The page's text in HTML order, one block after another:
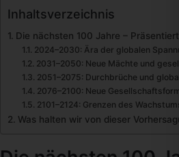
Inhaltsverzeichnis
Die nächsten 100 Jahre –
2024–2030: Ära der globalen
2031–2050: Neue Mächte und
2051–2075: Durchbrüche und
2076–2100: Neue
2101–2124: Grenzen des
Was halten wir von dieser